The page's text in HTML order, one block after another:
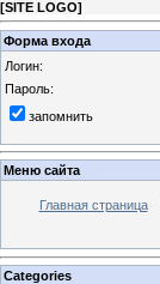
[SITE LOGO]
Форма входа
Логин:
Пароль:
запомнить
Меню сайта
Главная страница
Categories